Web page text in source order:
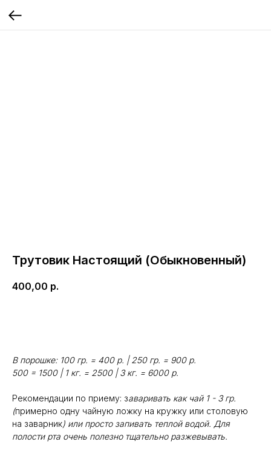
Трутовик Настоящий (Обыкновенный)
400,00 р.
В порошке: 100 гр. = 400 р. | 250 гр. = 900 р.
500 = 1500 | 1 кг. = 2500 | 3 кг. = 6000 р.
Рекомендации по приему: заваривать как чай 1 - 3 гр.
(примерно одну чайную ложку на кружку или столовую
на заварник) или просто запивать теплой водой. Для
полости рта очень полезно тщательно разжевывать.